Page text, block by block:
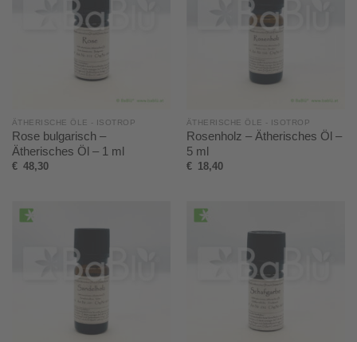
ÄTHERISCHE ÖLE - ISOTROP
Rose bulgarisch –
Ätherisches Öl – 1 ml
€ 48,30
ÄTHERISCHE ÖLE - ISOTROP
Rosenholz – Ätherisches Öl –
5 ml
€ 18,40